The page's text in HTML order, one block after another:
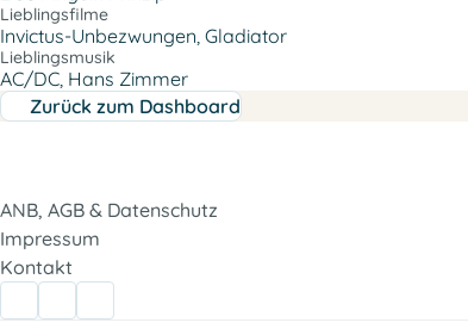
Lieblingsfilme
Invictus-Unbezwungen, Gladiator
Lieblingsmusik
AC/DC, Hans Zimmer
Zurück zum Dashboard
ANB, AGB & Datenschutz
Impressum
Kontakt